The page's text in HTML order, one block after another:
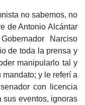
no sabemos, no
de Antonio Alcántar
Narciso
de toda la prensa y
manipularlo tal y
y le referí a
con licencia
sus eventos, ignoras